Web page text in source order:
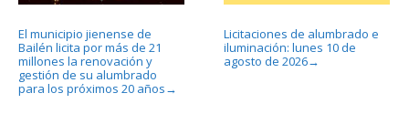
El municipio jienense de
Bailén licita por más de 21
millones la renovación y
gestión de su alumbrado
para los próximos 20 años →
Licitaciones de alumbrado e
iluminación: lunes 10 de
agosto de 2026→